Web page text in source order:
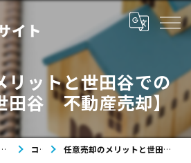
リットと世田谷での
田谷 不動産売却】
世田谷の不動産売却なら世田谷区不動産売却専門サイト コラム 任意売却のメリットと世田谷での成功事例【世田谷 不動産売却】